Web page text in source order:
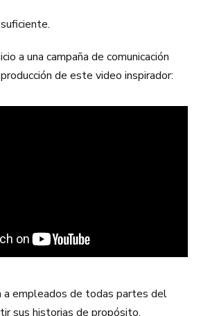
a una campaña de comunicación
de este video inspirador:
a empleados de todas partes del
sus historias de propósito.